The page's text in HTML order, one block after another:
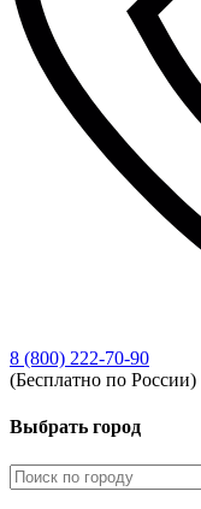
8 (800) 222-70-90
(Бесплатно по России)
Выбрать город